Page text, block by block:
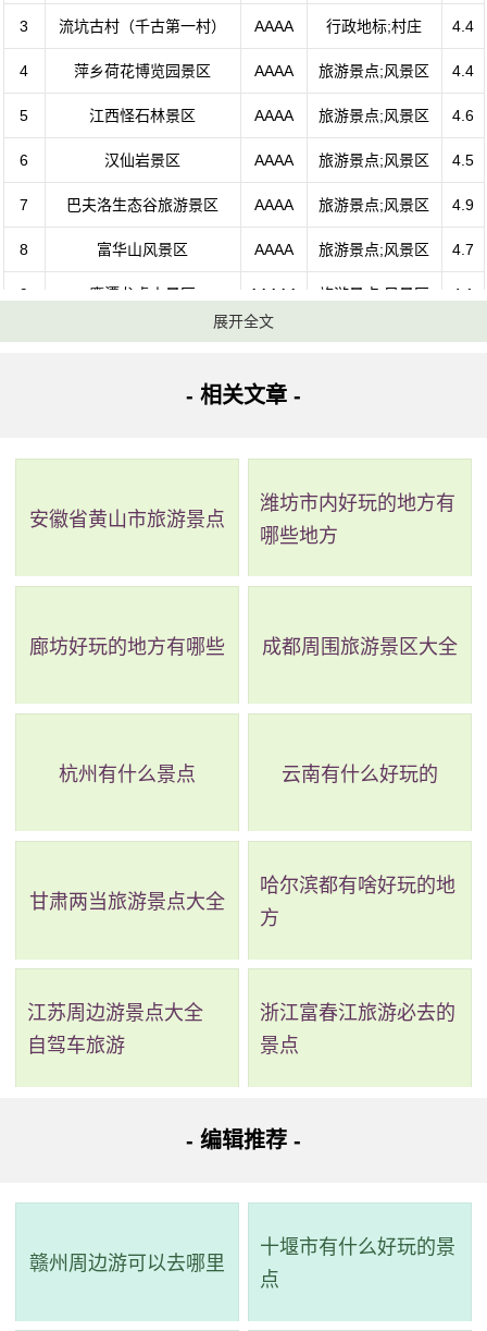
3 流坑古村（千古第一村） AAAA 行政地标;村庄 4.4
4 萍乡荷花博览园景区 AAAA 旅游景点;风景区 4.4
5 江西怪石林景区 AAAA 旅游景点;风景区 4.6
6 汉仙岩景区 AAAA 旅游景点;风景区 4.5
7 巴夫洛生态谷旅游景区 AAAA 旅游景点;风景区 4.9
8 富华山风景区 AAAA 旅游景点;风景区 4.7
9 鹰潭龙虎山景区 AAAAA 旅游景点;风景区 4.1
10 三翁花园 AAAA 旅游景点;风景区 4.4
地址：江西省景德镇市浮梁县瑶里镇205省道
海”的美称，是中国历史文化名镇、国家重点风景名胜区、国
自然与文化双遗产。在这里你可以享受四季分明的宜人气
历史、自然、旅游、休闲、娱乐为一体的综合性旅游资源。
展开全文
- 相关文章 -
安徽省黄山市旅游景点
潍坊市内好玩的地方有
哪些地方
廊坊好玩的地方有哪些 成都周围旅游景区大全
杭州有什么景点 云南有什么好玩的
甘肃两当旅游景点大全
哈尔滨都有啥好玩的地
方
江苏周边游景点大全
自驾车旅游
浙江富春江旅游必去的
景点
- 编辑推荐 -
赣州周边游可以去哪里
十堰市有什么好玩的景
点